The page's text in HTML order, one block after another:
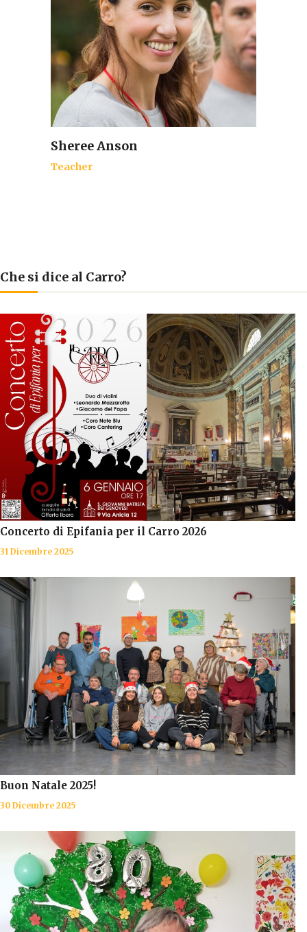
Sheree Anson
Teacher
Che si dice al Carro?
Concerto di Epifania per il Carro 2026
31 Dicembre 2025
Buon Natale 2025!
30 Dicembre 2025